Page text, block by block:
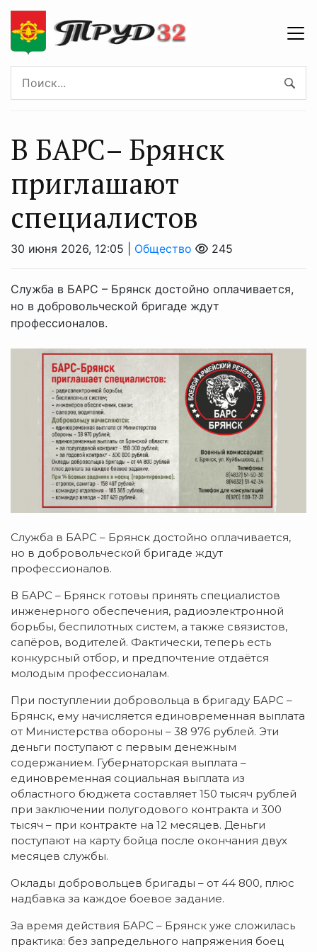
B БAРС– Брянcк
приглaшают
cпециaлистoв
30 июня 2026, 12:05 | Общество 245
Служба в БАРС – Брянск достойно оплачивается,
но в добровольческой бригаде ждут
профессионалов.
Служба в БАРС – Брянск достойно оплачивается,
но в добровольческой бригаде ждут
профессионалов.
В БАРС – Брянск готовы принять специалистов
инженерного обеспечения, радиоэлектронной
борьбы, беспилотных систем, а также связистов,
сапёров, водителей. Фактически, теперь есть
конкурсный отбор, и предпочтение отдаётся
молодым профессионалам.
При поступлении добровольца в бригаду БАРС –
Брянск, ему начисляется единовременная выплата
от Министерства обороны – 38 976 рублей. Эти
деньги поступают с первым денежным
содержанием. Губернаторская выплата –
единовременная социальная выплата из
областного бюджета составляет 150 тысяч рублей
при заключении полугодового контракта и 300
тысяч – при контракте на 12 месяцев. Деньги
поступают на карту бойца после окончания двух
месяцев службы.
Оклады добровольцев бригады – от 44 800, плюс
надбавка за каждое боевое задание.
За время действия БАРС – Брянск уже сложилась
практика: без запредельного напряжения боец